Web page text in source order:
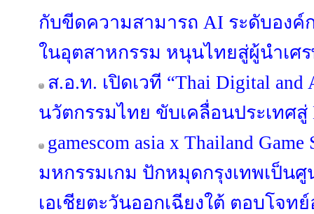
กับขีดความสามารถ AI ระดับองค์
ในอุตสาหกรรม หนุนไทยสู่ผู้นำเศ
ส.อ.ท. เปิดเวที “Thai Digital and
นวัตกรรมไทย ขับเคลื่อนประเทศสู่
gamescom asia x Thailand
มหกรรมเกม ปักหมุดกรุงเทพเป็น
เอเชียตะวันออกเฉียงใต้ ตอบโจท